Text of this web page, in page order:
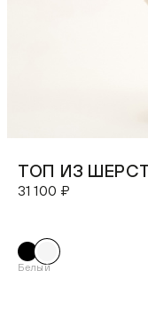
ТОП ИЗ
31 100 ₽
Белый